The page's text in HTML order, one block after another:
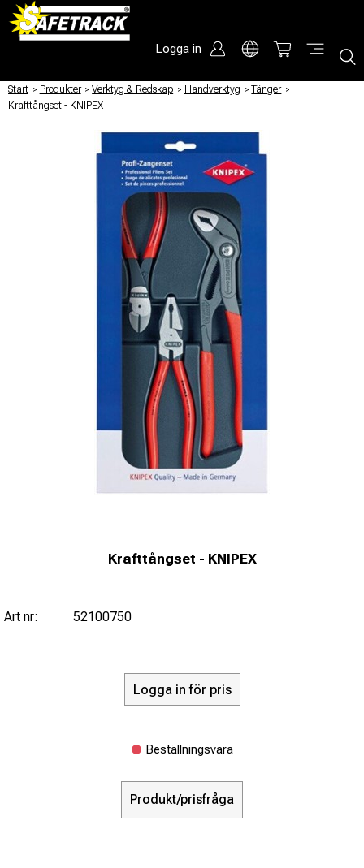
Logga in
Start / Produkter / Verktyg & Redskap / Handverktyg / Tänger /
Krafttångset - KNIPEX
Krafttångset - KNIPEX
Art nr: 52100750
Logga in för pris
Beställningsvara
Produkt/prisfråga